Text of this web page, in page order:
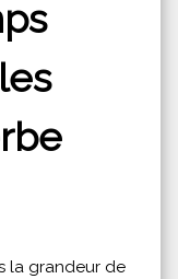
la grandeur de